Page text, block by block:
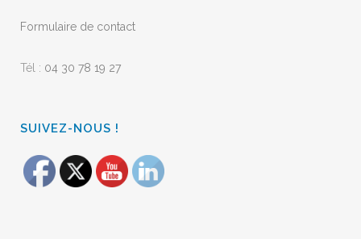
Formulaire de contact
Tél : 04 30 78 19 27
SUIVEZ-NOUS !